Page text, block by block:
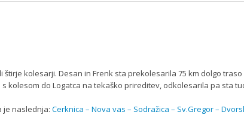
kolesarji. Desan in Frenk sta prekolesarila 75 km dolgo
kolesom do Logatca na tekaško prireditev, odkolesarila pa sta
je naslednja: Cerknica – Nova vas – Sodražica – Sv.Gregor –